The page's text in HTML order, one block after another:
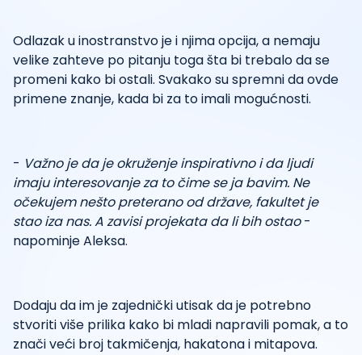
Odlazak u inostranstvo je i njima opcija, a nemaju
velike zahteve po pitanju toga šta bi trebalo da se
promeni kako bi ostali. Svakako su spremni da ovde
primene znanje, kada bi za to imali mogućnosti.
- Važno je da je okruženje inspirativno i da ljudi
imaju interesovanje za to čime se ja bavim. Ne
očekujem nešto preterano od države, fakultet je
stao iza nas. A zavisi projekata da li bih ostao-
napominje Aleksa.
Dodaju da im je zajednički utisak da je potrebno
stvoriti više prilika kako bi mladi napravili pomak, a to
znači veći broj takmičenja, hakatona i mitapova.